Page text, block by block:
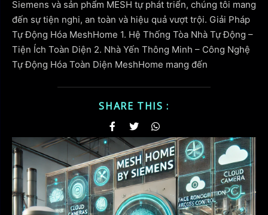
Siemens và sản phẩm MESH tự phát triển, chúng tôi mang
đến sự tiện nghi, an toàn và hiệu quả vượt trội. Giải Pháp
Tự Động Hóa MeshHome 1. Hệ Thống Tòa Nhà Tự Động –
Tiện Ích Toàn Diện 2. Nhà Yến Thông Minh – Công Nghệ
Tự Động Hóa Toàn Diện MeshHome mang đến
SHARE THIS :